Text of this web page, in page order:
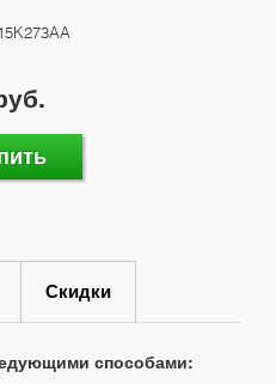
Скидки
способами: